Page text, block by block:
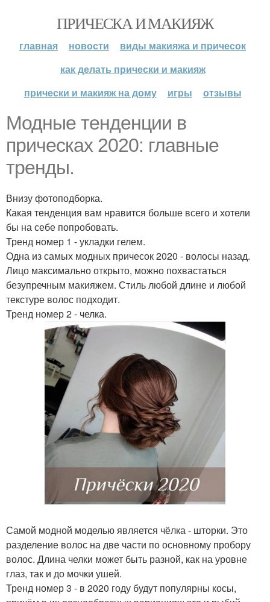
ПРИЧЕСКА И МАКИЯЖ
главная новости
виды макияжа и причесок
как делать прически и макияж
прически и макияж на дому
игры отзывы
Модные тенденции в
прическах 2020: главные
тренды.
Внизу фотоподборка.
Какая тенденция вам нравится больше всего и хотели
бы на себе попробовать.
Тренд номер 1 - укладки гелем.
Одна из самых модных причесок 2020 - волосы назад.
Лицо максимально открыто, можно похвастаться
безупречным макияжем. Стиль любой длине и любой
текстуре волос подходит.
Тренд номер 2 - челка.
Самой модной моделью является чёлка - шторки. Это
разделение волос на две части по основному пробору
волос. Длина челки может быть разной, как на уровне
глаз, так и до мочки ушей.
Тренд номер 3 - в 2020 году будут популярны косы,